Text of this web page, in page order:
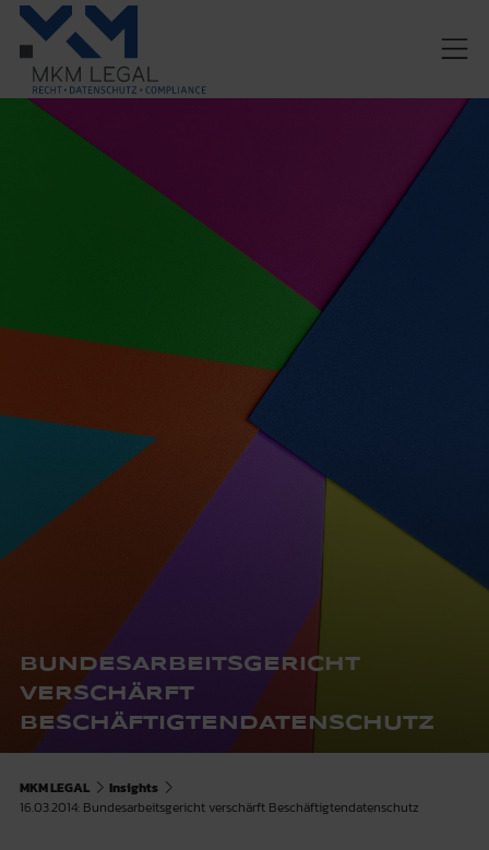
BUNDESARBEITSGERICHT
VERSCHÄRFT
BESCHÄFTIGTENDATENSCHUTZ
MKM LEGAL
Insights
16.03.2014: Bundesarbeitsgericht verschärft Beschäftigtendatenschutz